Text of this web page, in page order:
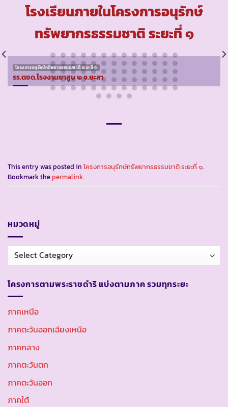
โรงเรียนภายในโครงการอนุรักษ์
ทรัพยากรธรรมชาติ ระยะที่ ๑
โครงการอนุรักษ์ทรัพยากรธรรมชาติ ระยะที่ ๑
รร.ตชด.โรงงานยาสูบ ๒ จ.ยะลา
This entry was posted in โครงการอนุรักษ์ทรัพยากรธรรมชาติ ระยะที่ ๑.
Bookmark thepermalink.
หมวดหมู่
หมวด
หมู่
โครงการตามพระราชดำริ แบ่งตามภาค รวมทุกระยะ
ภาคเหนือ
ภาคตะวันออกเฉียงเหนือ
ภาคกลาง
ภาคตะวันตก
ภาคตะวันออก
ภาคใต้